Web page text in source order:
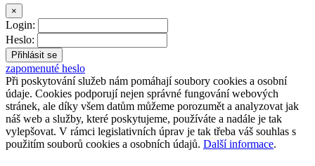
×
Login:
Heslo:
zapomenuté heslo
Při poskytování služeb nám pomáhají soubory cookies a osobní
údaje. Cookies podporují nejen správné fungování webových
stránek, ale díky všem datům můžeme porozumět a analyzovat jak
náš web a služby, které poskytujeme, používáte a nadále je tak
vylepšovat. V rámci legislativních úprav je tak třeba váš souhlas s
použitím souborů cookies a osobních údajů. Další informace.